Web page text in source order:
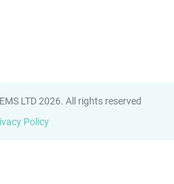
LTD 2026. All rights reserved
Policy